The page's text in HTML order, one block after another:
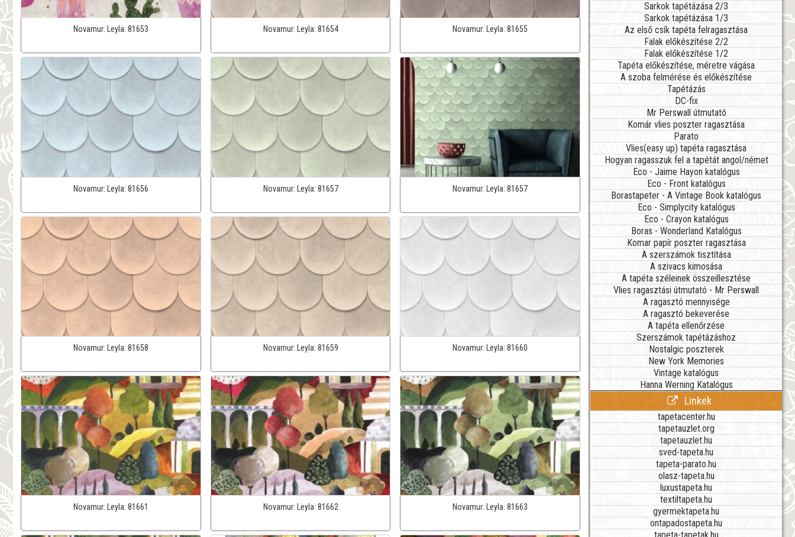
Novamur: Leyla: 81653 Novamur: Leyla: 81654 Novamur: Leyla:81655
Novamur: Leyla: 81656 Novamur: Leyla: 81657 Novamur:Leyla:81657
Novamur: Leyla: 81658 Novamur: Leyla: 81659 Novamur: Leyla:81660
Novamur: Leyla: 81661 Novamur: Leyla: 81662 Novamur: Leyla:81663
Sarkok tapétázása 2/3
Sarkok tapétázása 1/3
Az első csík tapéta felragasztása
Falak előkészítése 2/2
Falak előkészítése 1/2
Tapéta előkészítése, méretre vágása
A szoba felmérése és előkészítése
Tapétázás
DC-fix
Mr Perswall útmutató
Komár vlies poszter ragasztása
Parato
Vlies(easy up) tapéta ragasztása
Hogyan ragasszuk fel a tapétát angol/német
Eco - Jaime Hayon katalógus
Eco - Front katalógus
Borastapeter - A Vintage Book katalógus
Eco - Simplycity katalógus
Eco - Crayon katalógus
Boras - Wonderland Katalógus
Komar papír poszter ragasztása
A szerszámok tisztítása
A szivacs kimosása
A tapéta széleinek összeillesztése
Vlies ragasztási útmutató - Mr Perswall
A ragasztó mennyisége
A ragasztó bekeverése
A tapéta ellenőrzése
Szerszámok tapétázáshoz
Nostalgic poszterek
New York Memories
Vintage katalógus
Hanna Werning Katalógus
Linkek
tapetacenter.hu
tapetauzlet.org
tapetauzlet.hu
sved-tapeta.hu
tapeta-parato.hu
olasz-tapeta.hu
luxustapeta.hu
textiltapeta.hu
gyermektapeta.hu
ontapadostapeta.hu
tapeta-tapetak.hu